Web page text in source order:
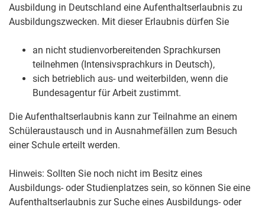
Ausbildung in Deutschland eine Aufenthaltserlaubnis zu
Ausbildungszwecken. Mit dieser Erlaubnis dürfen Sie
an nicht studienvorbereitenden Sprachkursen
teilnehmen (Intensivsprachkurs in Deutsch),
sich betrieblich aus- und weiterbilden, wenn die
Bundesagentur für Arbeit zustimmt.
Die Aufenthaltserlaubnis kann zur Teilnahme an einem
Schüleraustausch und in Ausnahmefällen zum Besuch
einer Schule erteilt werden.
Hinweis: Sollten Sie noch nicht im Besitz eines
Ausbildungs- oder Studienplatzes sein, so können Sie eine
Aufenthaltserlaubnis zur Suche eines Ausbildungs- oder